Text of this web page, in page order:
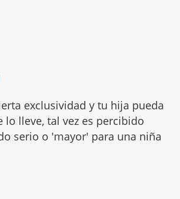
exclusividad y tu hija pueda
lo lleve, tal vez es percibido
serio o 'mayor' para una niña